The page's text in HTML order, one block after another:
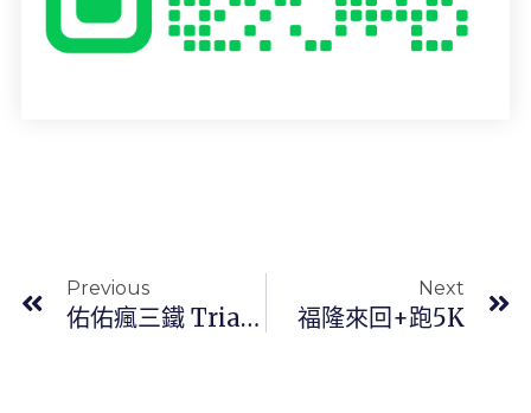
Previous
佑佑瘋三鐵 Triathlon 2/14-2/20
Next
福隆來回+跑5K